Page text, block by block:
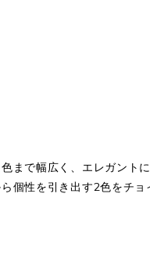
まで幅広く、エレガント
個性を引き出す2色をチョ